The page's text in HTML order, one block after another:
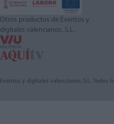
Otros productos de Eventos y
digitales valencianos, S.L.
Eventos y digitales valencianos, S.L. Todos